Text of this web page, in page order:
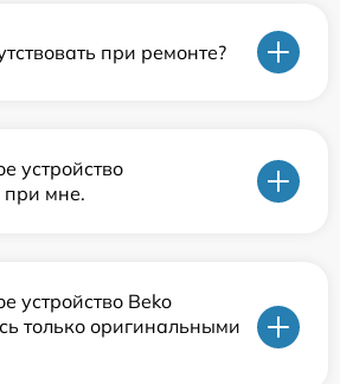
при ремонте?
устройство
при мне.
устройство Beko
только оригинальными